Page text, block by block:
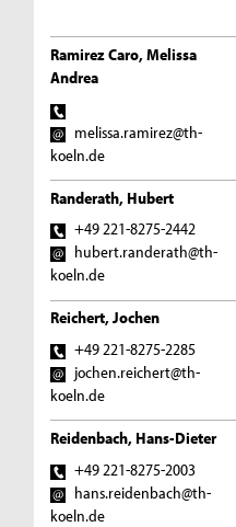
Ramirez Caro, Melissa
Andrea
melissa.ramirez@th-
koeln.de
Randerath, Hubert
+49 221-8275-2442
hubert.randerath@th-
koeln.de
Reichert, Jochen
+49 221-8275-2285
jochen.reichert@th-
koeln.de
Reidenbach, Hans-Dieter
+49 221-8275-2003
hans.reidenbach@th-
koeln.de